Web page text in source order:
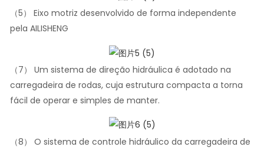
（5） Eixo motriz desenvolvido de forma independente
pela AILISHENG
（7） Um sistema de direção hidráulica é adotado na
carregadeira de rodas, cuja estrutura compacta a torna
fácil de operar e simples de manter.
（8） O sistema de controle hidráulico da carregadeira de